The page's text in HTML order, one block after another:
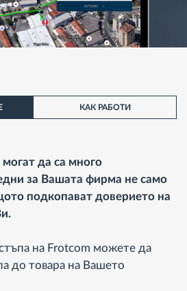
КАК РАБОТИ
да са много
за Вашата фирма не само
подкопават доверието на
на Frotcom можете да
до товара на Вашето